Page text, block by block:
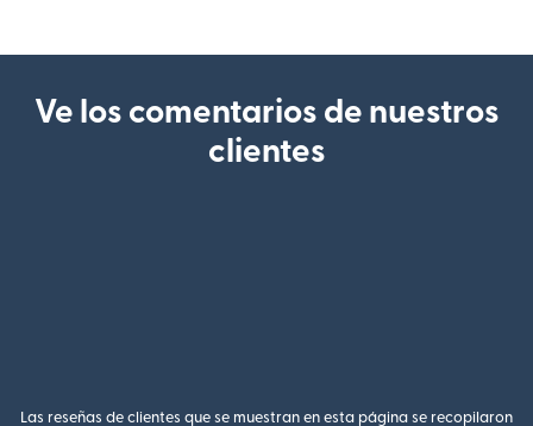
Ve los comentarios de nuestros
clientes
Las reseñas de clientes que se muestran en esta página se recopilaron